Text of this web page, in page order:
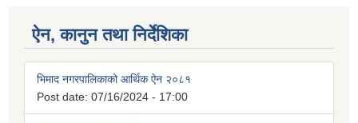
ऐन, कानुन तथा निर्देशिका
भिमाद नगरपालिकाको आर्थिक ऐन २०८१
Post date: 07/16/2024 - 17:00